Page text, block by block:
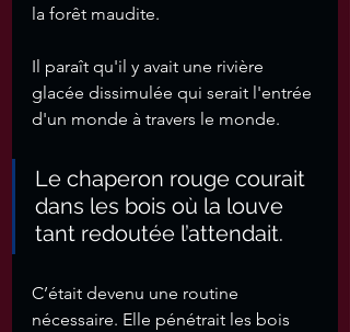
la forêt maudite.
Il paraît qu'il y avait une rivière
glacée dissimulée qui serait l'entrée
d'un monde à travers le monde.
Le chaperon rouge courait
dans les bois où la louve
tant redoutée l’attendait.
C’était devenu une routine
nécessaire. Elle pénétrait les bois